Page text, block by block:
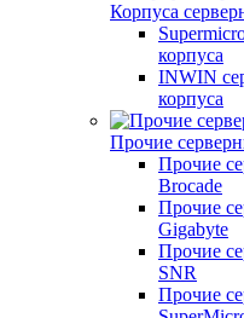
Корпуса
корпуса
INWIN
корпуса
Прочие
Прочие
Brocade
Прочие
Gigabyte
Прочие
SNR
Прочие